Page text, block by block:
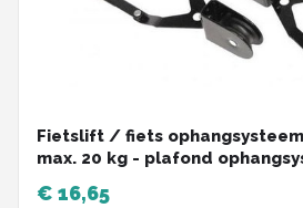
Fietslift / fiets
max. 20 kg - plafond
€ 16,65